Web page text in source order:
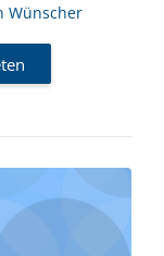
Wünscher